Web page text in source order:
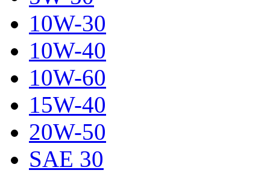
10W-30
10W-40
10W-60
15W-40
20W-50
SAE 30